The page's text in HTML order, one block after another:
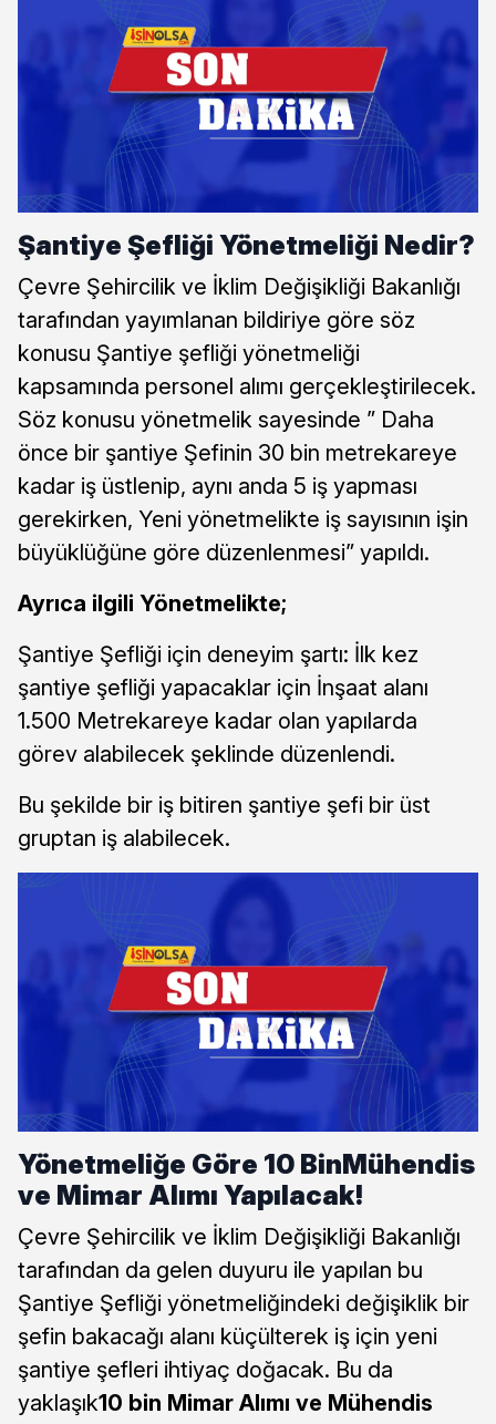
Şantiye Şefliği Yönetmeliği Nedir?
Çevre Şehircilik ve İklim Değişikliği Bakanlığı
tarafından yayımlanan bildiriye göre söz
konusu Şantiye şefliği yönetmeliği
kapsamında personel alımı gerçekleştirilecek.
Söz konusu yönetmelik sayesinde ” Daha
önce bir şantiye Şefinin 30 bin metrekareye
kadar iş üstlenip, aynı anda 5 iş yapması
gerekirken, Yeni yönetmelikte iş sayısının işin
büyüklüğüne göre düzenlenmesi” yapıldı.
Ayrıca ilgili Yönetmelikte;
Şantiye Şefliği için deneyim şartı: İlk kez
şantiye şefliği yapacaklar için İnşaat alanı
1.500 Metrekareye kadar olan yapılarda
görev alabilecek şeklinde düzenlendi.
Bu şekilde bir iş bitiren şantiye şefi bir üst
gruptan iş alabilecek.
Yönetmeliğe Göre 10 BinMühendis
ve Mimar Alımı Yapılacak!
Çevre Şehircilik ve İklim Değişikliği Bakanlığı
tarafından da gelen duyuru ile yapılan bu
Şantiye Şefliği yönetmeliğindeki değişiklik bir
şefin bakacağı alanı küçülterek iş için yeni
şantiye şefleri ihtiyaç doğacak. Bu da
yaklaşık10 bin Mimar Alımı ve Mühendis